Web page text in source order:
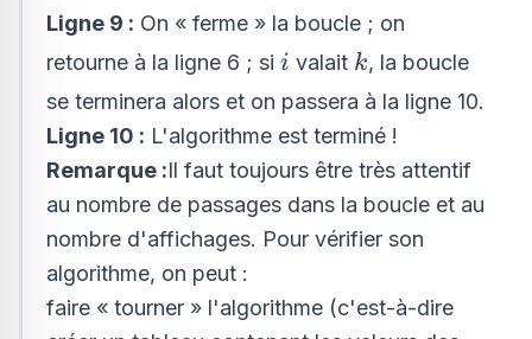
Ligne 9 : On « ferme » la boucle ; on
retourne à la ligne 6 ; si i
i valait k
k, la boucle
se terminera alors et on passera à la ligne 10.
Ligne 10 : L'algorithme est terminé !
Remarque :Il faut toujours être très attentif
au nombre de passages dans la boucle et au
nombre d'affichages. Pour vérifier son
algorithme, on peut :
faire « tourner » l'algorithme (c'est-à-dire